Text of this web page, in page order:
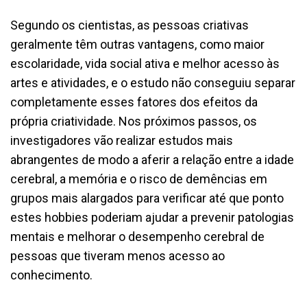
Segundo os cientistas, as pessoas criativas
geralmente têm outras vantagens, como maior
escolaridade, vida social ativa e melhor acesso às
artes e atividades, e o estudo não conseguiu separar
completamente esses fatores dos efeitos da
própria criatividade. Nos próximos passos, os
investigadores vão realizar estudos mais
abrangentes de modo a aferir a relação entre a idade
cerebral, a memória e o risco de demências em
grupos mais alargados para verificar até que ponto
estes hobbies poderiam ajudar a prevenir patologias
mentais e melhorar o desempenho cerebral de
pessoas que tiveram menos acesso ao
conhecimento.